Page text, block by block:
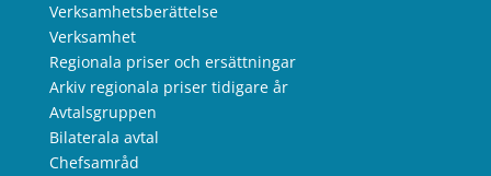
Verksamhetsberättelse
Verksamhet
Regionala priser och ersättningar
Arkiv regionala priser tidigare år
Avtalsgruppen
Bilaterala avtal
Chefsamråd